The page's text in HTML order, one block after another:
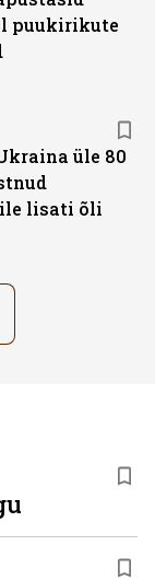
puukirikute
üle 80
lisati õli